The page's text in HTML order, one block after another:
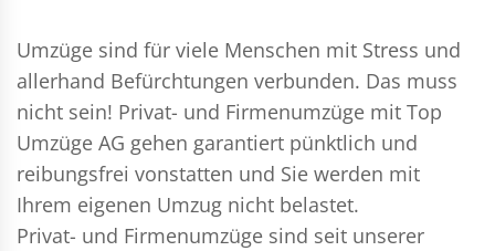
Umzüge sind für viele Menschen mit Stress und
allerhand Befürchtungen verbunden. Das muss
nicht sein! Privat- und Firmenumzüge mit Top
Umzüge AG gehen garantiert pünktlich und
reibungsfrei vonstatten und Sie werden mit
Ihrem eigenen Umzug nicht belastet.
Privat- und Firmenumzüge sind seit unserer